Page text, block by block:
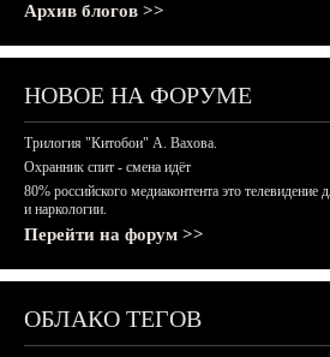
Архив блогов >>
НОВОЕ НА ФОРУМЕ
Трилогия "Китобои" А. Вахова.
Охранник спит - смена идёт
80% российского медиаконтента это телевидение
и наркологии.
Перейти на форум >>
ОБЛАКО ТЕГОВ